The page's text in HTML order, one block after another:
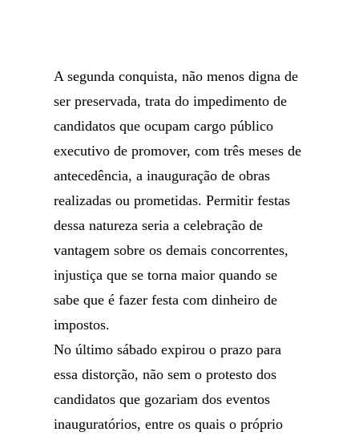
A segunda conquista, não menos digna de
ser preservada, trata do impedimento de
candidatos que ocupam cargo público
executivo de promover, com três meses de
antecedência, a inauguração de obras
realizadas ou prometidas. Permitir festas
dessa natureza seria a celebração de
vantagem sobre os demais concorrentes,
injustiça que se torna maior quando se
sabe que é fazer festa com dinheiro de
impostos.
No último sábado expirou o prazo para
essa distorção, não sem o protesto dos
candidatos que gozariam dos eventos
inauguratórios, entre os quais o próprio